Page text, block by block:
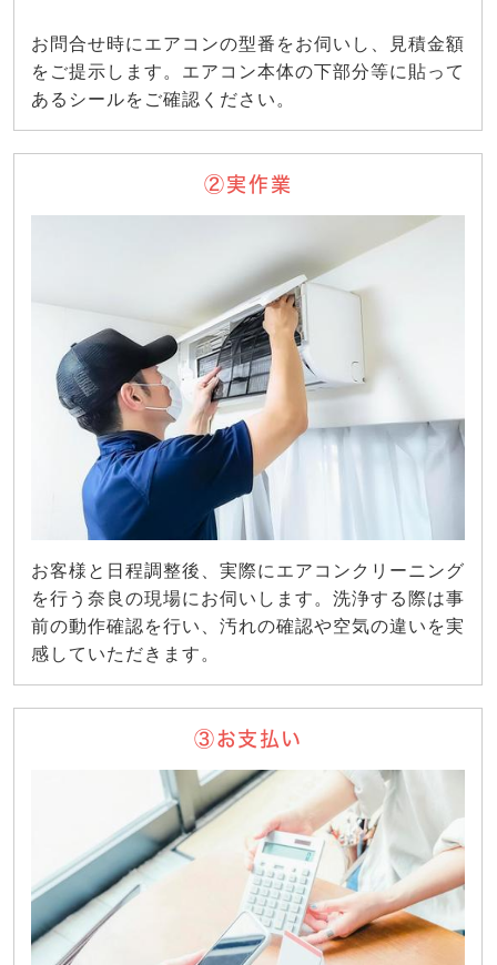
お問合せ時にエアコンの型番をお伺いし、見積金額
をご提示します。エアコン本体の下部分等に貼って
あるシールをご確認ください。
②実作業
お客様と日程調整後、実際にエアコンクリーニング
を行う奈良の現場にお伺いします。洗浄する際は事
前の動作確認を行い、汚れの確認や空気の違いを実
感していただきます。
③お支払い